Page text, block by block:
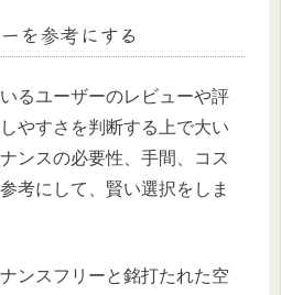
を参考にする
るユーザーのレビューや評
やすさを判断する上で大い
ンスの必要性、手間、コス
考にして、賢い選択をしま
ンスフリーと銘打たれた空